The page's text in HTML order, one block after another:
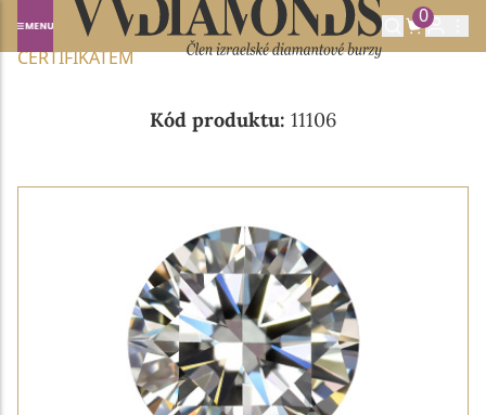
0
Domů NABÍDKA DIAMANTŮ
0.50CT D/SI1 S GIA
CERTIFIKÁTEM
Kód produktu: 11106